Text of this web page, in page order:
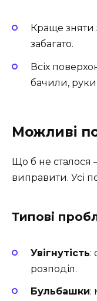
Краще
забагато.
Всіх
бачили, руки
Можливі
Що б не сталося
виправити. Усі
Типові
Увігнутість:
розподіл.
Бульбашки: